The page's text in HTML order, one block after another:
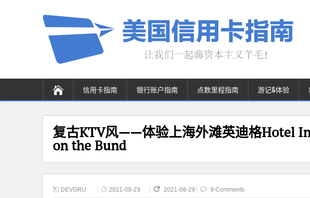
信用卡指南 银行账户指南 点数里程指南 游记&体验
复古KTV风——体验上海外滩英迪格Hotel
on the Bund
DEVGRU 2021-08-29 2021-08-29 9 Comments